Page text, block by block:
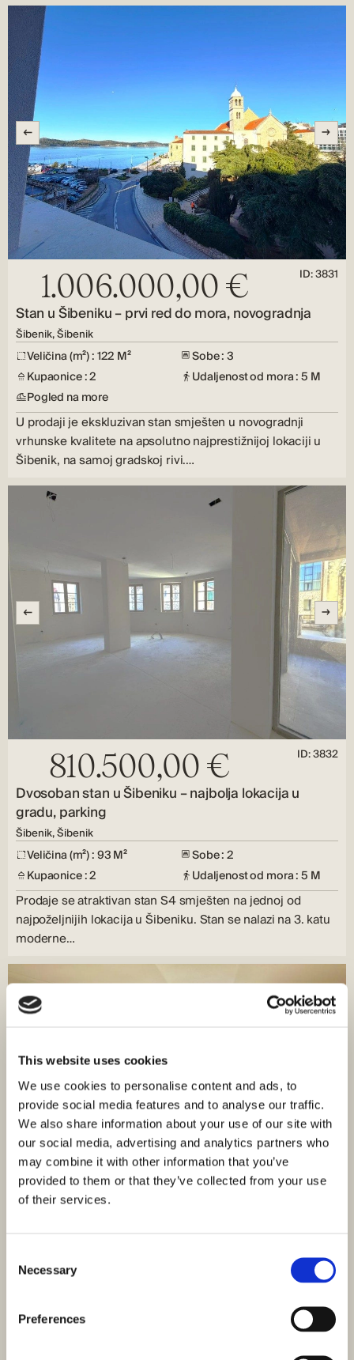
This website uses cookies
We use cookies to personalise content and ads, to
provide social media features and to analyse our traffic.
We also share information about your use of our site with
our social media, advertising and analytics partners who
may combine it with other information that you’ve
provided to them or that they’ve collected from your use
of their services.
Selection
Necessary
Preferences
1.006.000,00 € ID: 3831
Stan u Šibeniku – prvi red do mora, novogradnja
Šibenik, Šibenik
Veličina (m²) : 122 M²
Sobe : 3
Kupaonice : 2
Udaljenost od mora : 5 M
Pogled na more
U prodaji je ekskluzivan stan smješten u novogradnji
vrhunske kvalitete na apsolutno najprestižnijoj lokaciji u
Šibenik, na samoj gradskoj rivi.…
810.500,00 € ID: 3832
Dvosoban stan u Šibeniku – najbolja lokacija u
gradu, parking
Šibenik, Šibenik
Veličina (m²) : 93 M²
Sobe : 2
Kupaonice : 2
Udaljenost od mora : 5 M
Prodaje se atraktivan stan S4 smješten na jednoj od
najpoželjnijih lokacija u Šibeniku. Stan se nalazi na 3. katu
moderne…
Četverosoban stan u Šibeniku prvi red do mora
Veličina (m²) : 150 M²
Udaljenost od mora : 20 M